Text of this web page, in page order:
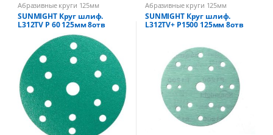
Абразивные круги 125мм
SUNMIGHT Круг шлиф.
L312TV Р 60 125мм 8отв
зеленый /50
Абразивные круги 125мм
SUNMIGHT Круг шлиф.
L312TV+ Р1500 125мм 8отв